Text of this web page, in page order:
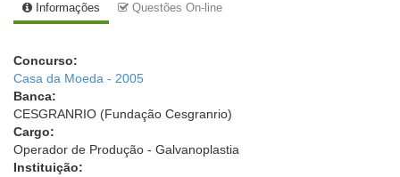
Informações Questões On-line
Concurso:
Casa da Moeda - 2005
Banca:
CESGRANRIO (Fundação Cesgranrio)
Cargo:
Operador de Produção - Galvanoplastia
Instituição: